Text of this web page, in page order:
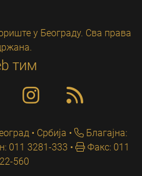
у Београду. Сва права
тим
• Србија
Благајна:
011 3281-333
Факс: 011
560